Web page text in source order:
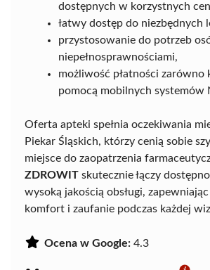
dostępnych w korzystnych
łatwy dostęp do niezbędnych
przystosowanie do potrzeb
niepełnosprawnościami,
możliwość płatności zarówno
pomocą mobilnych systemów
Oferta apteki spełnia oczekiwania
Piekar Śląskich, którzy cenią sobie
miejsce do zaopatrzenia
ZDROWIT skutecznie łączy
wysoką jakością obsługi,
komfort i zaufanie podczas każdej
Ocena w Google: 4.3